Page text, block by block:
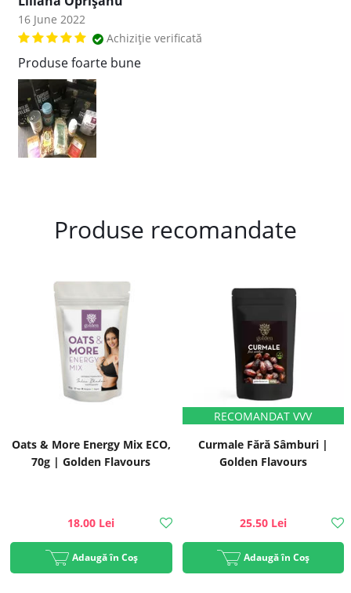
16 June 2022
Achiziție verificată
Produse foarte bune
Produse recomandate
Oats & More Energy Mix ECO,
70g | Golden Flavours
18.00 Lei
Adaugă în Coș
Curmale Fără Sâmburi |
Golden Flavours
25.50 Lei
Adaugă în Coș